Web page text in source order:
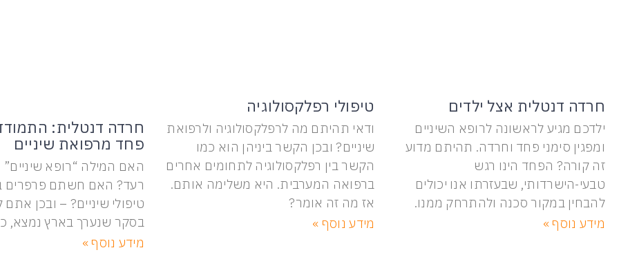
חרדה דנטלית אצל ילדים
ילדכם מגיע לראשונה לרופא השיניים
ומפגין סימני פחד וחרדה. תהיתם מדוע
זה קורה? הפחד הינו רגש
טבעי-הישרדותי, שבעזרתו אנו יכולים
להבחין במקור סכנה ולהתרחק ממנו.
מידע נוסף »
טיפולי רפלקסולוגיה
ודאי תהיתם מה לרפלקסולוגיה ולרפואת
שיניים? ובכן הקשר ביניהן הוא כמו
הקשר בין רפלקסולוגיה לתחומים אחרים
ברפואה המערבית. היא משלימה אותם.
אז מה זה אומר?
מידע נוסף »
חרדה דנטלית:
פחד מרפואת שיניים
האם המילה “רופא
רעד? האם חשתם פרפרים
טיפולי שיניים? – ובכן
בסקר שנערך בארץ נמצא,
מידע נוסף »